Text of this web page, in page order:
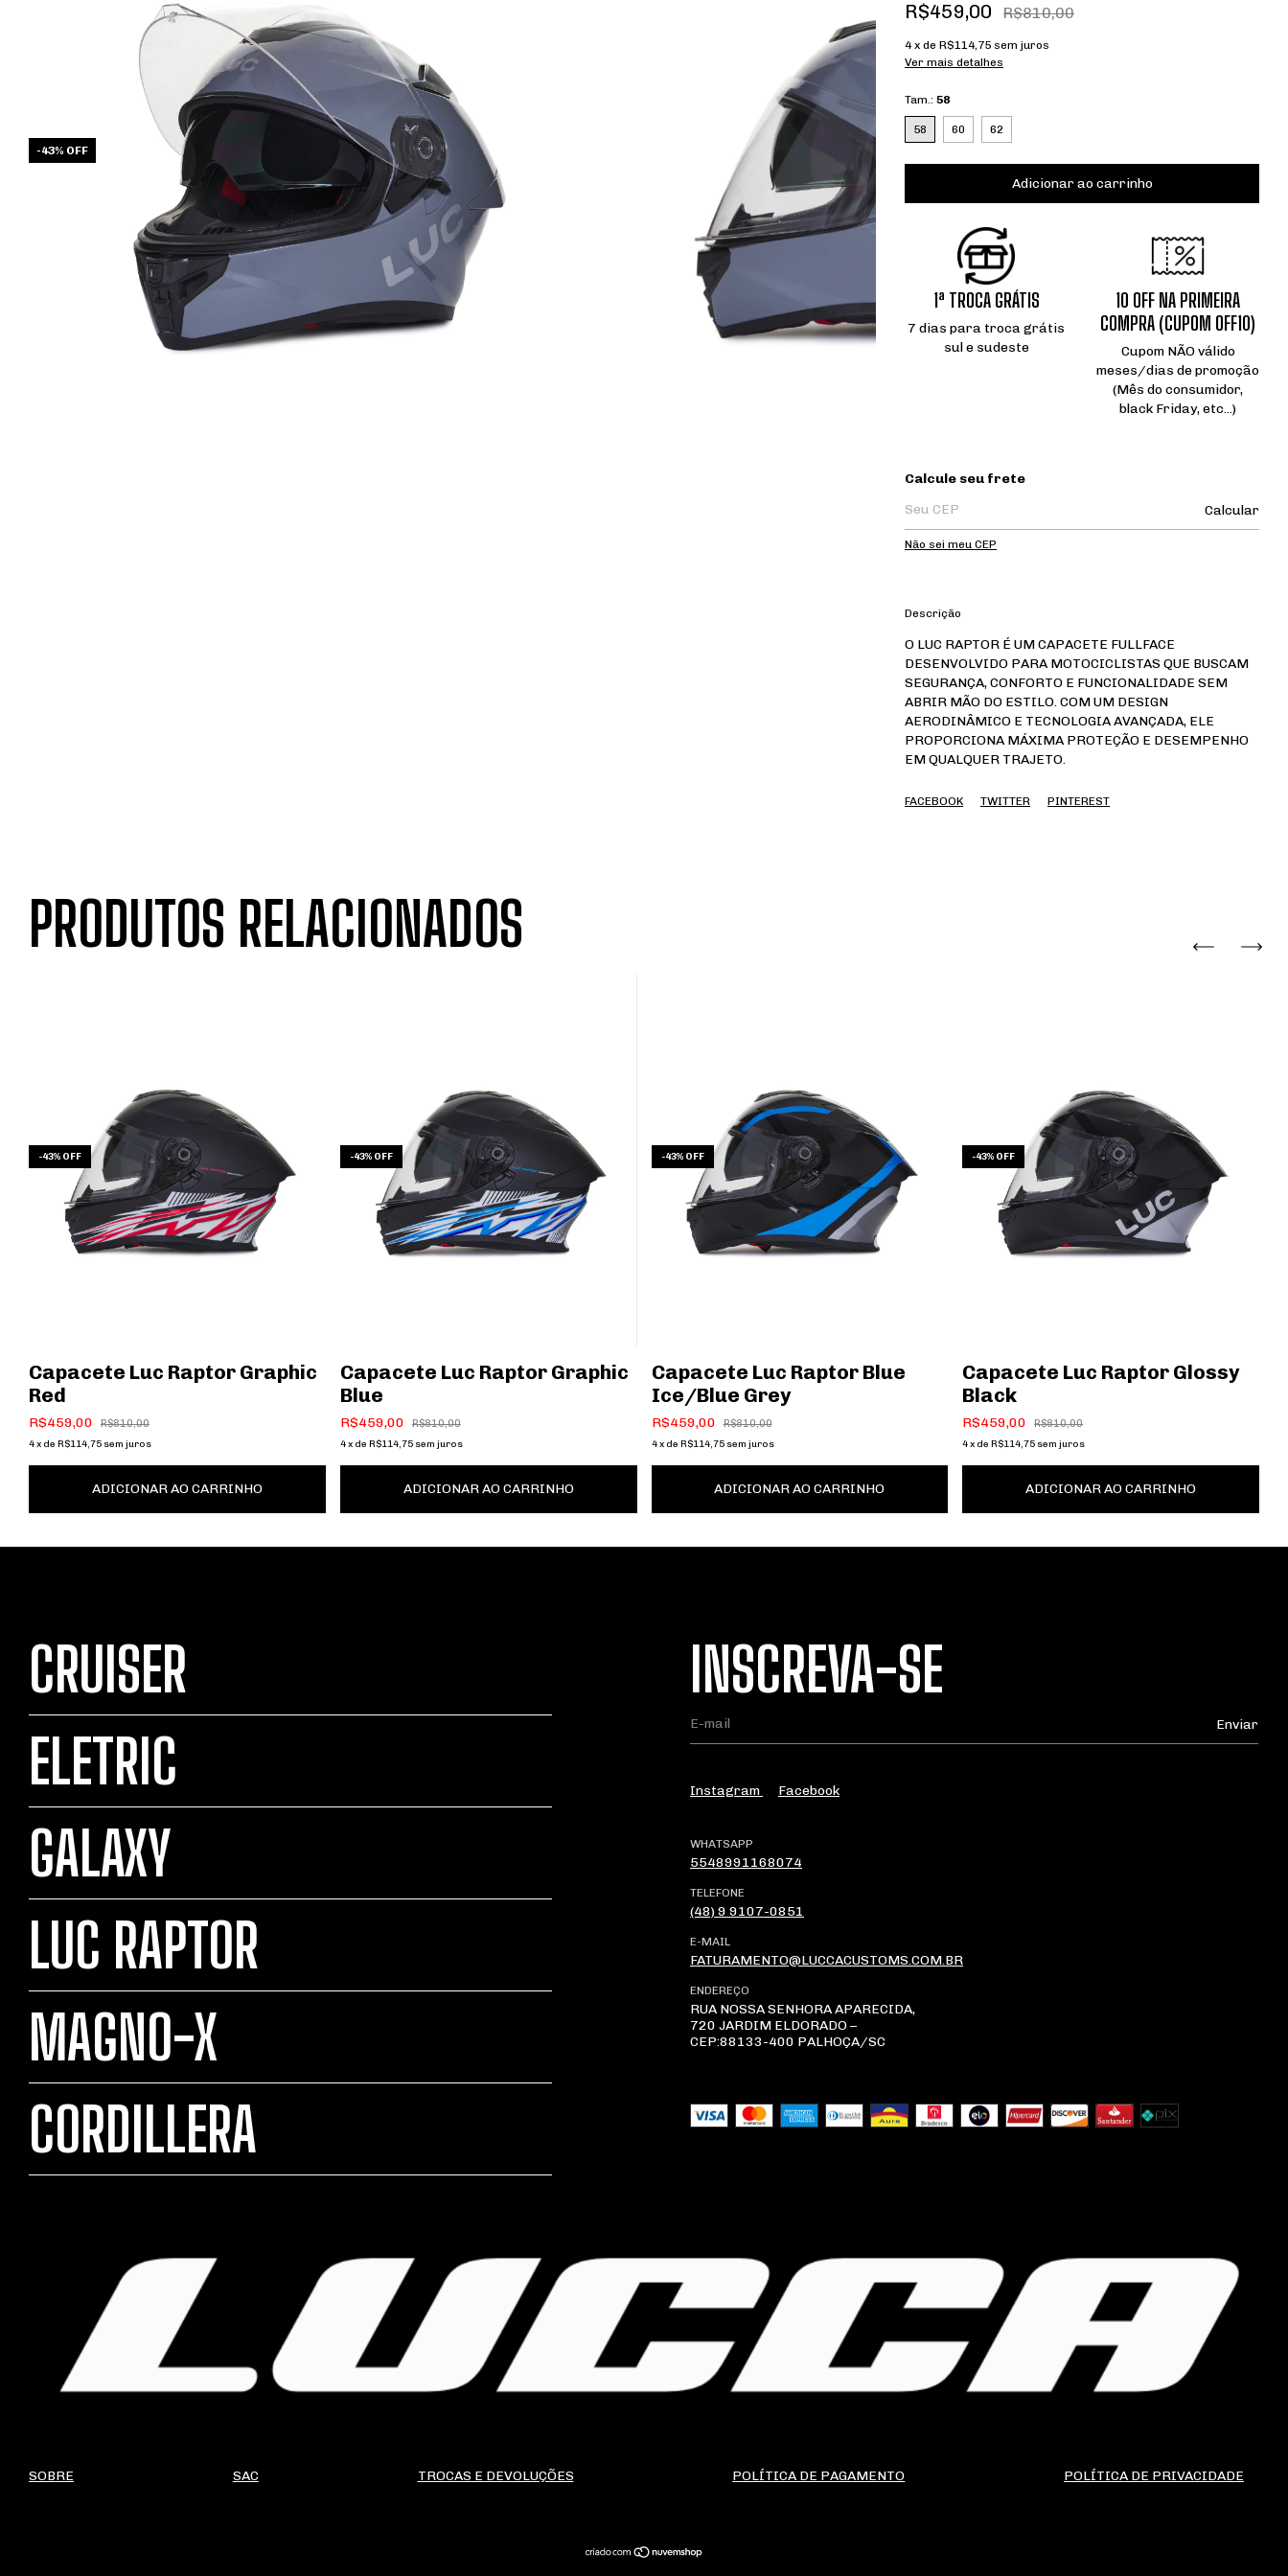
-43% OFF
R$459,00 R$810,00
4 x de R$114,75 sem juros
Ver mais detalhes
Tam.: 58
58 60 62
1ª TROCA GRÁTIS
7 dias para troca grátis
sul e sudeste
10 OFF NA PRIMEIRA
COMPRA (CUPOM OFF10)
Cupom NÃO válido
meses/dias de promoção
(Mês do consumidor,
black Friday, etc...)
Entregas para o CEP:
Calcule seu frete
Calcular
Não sei meu CEP
Descrição
O LUC RAPTOR É UM CAPACETE FULLFACE
DESENVOLVIDO PARA MOTOCICLISTAS QUE BUSCAM
SEGURANÇA, CONFORTO E FUNCIONALIDADE SEM
ABRIR MÃO DO ESTILO. COM UM DESIGN
AERODINÂMICO E TECNOLOGIA AVANÇADA, ELE
PROPORCIONA MÁXIMA PROTEÇÃO E DESEMPENHO
EM QUALQUER TRAJETO.
FACEBOOK TWITTER PINTEREST
PRODUTOS RELACIONADOS
-43% OFF
Capacete Luc Raptor Graphic
Red
R$459,00 R$810,00
4x de R$114,75 sem juros
ADICIONAR AO CARRINHO
-43% OFF
Capacete Luc Raptor Graphic
Blue
R$459,00 R$810,00
4x de R$114,75 sem juros
ADICIONAR AO CARRINHO
-43% OFF
Capacete Luc Raptor Blue
Ice/Blue Grey
R$459,00 R$810,00
4 x de R$114,75 sem juros
ADICIONAR AO CARRINHO
-43% OFF
Capacete Luc Raptor Glossy
Black
R$459,00 R$810,00
4x deR$114,75 sem juros
ADICIONAR AO CARRINHO
CRUISER
ELETRIC
GALAXY
LUC RAPTOR
MAGNO-X
CORDILLERA
INSCREVA-SE
Instagram Facebook
WHATSAPP
5548991168074
TELEFONE
(48) 9 9107-0851
E-MAIL
FATURAMENTO@LUCCACUSTOMS.COM.BR
ENDEREÇO
RUA NOSSA SENHORA APARECIDA,
720 JARDIM ELDORADO –
CEP:88133-400 PALHOÇA/SC
SOBRE SAC TROCAS E DEVOLUÇÕES POLÍTICA DE PAGAMENTO POLÍTICA DE PRIVACIDADE